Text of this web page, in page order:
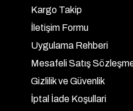
Kargo Takip
İletişim Formu
Uygulama Rehberi
Mesafeli Satış
Gizlilik ve Güvenlik
İptal İade Koşullari